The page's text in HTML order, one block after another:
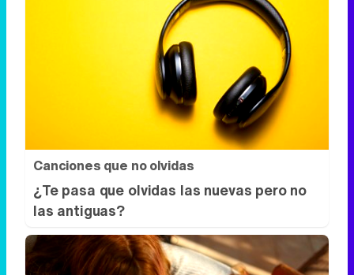
Canciones que no olvidas
¿Te pasa que olvidas las nuevas pero no